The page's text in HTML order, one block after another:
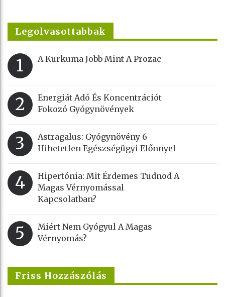
Legolvasottabbak
1 A Kurkuma Jobb Mint A Prozac
2
Energiát Adó És Koncentrációt
Fokozó Gyógynövények
3
Astragalus: Gyógynövény 6
Hihetetlen Egészségügyi Előnnyel
4
Hipertónia: Mit Érdemes Tudnod A
Magas Vérnyomással
Kapcsolatban?
5
Miért Nem Gyógyul A Magas
Vérnyomás?
Friss Hozzászólás